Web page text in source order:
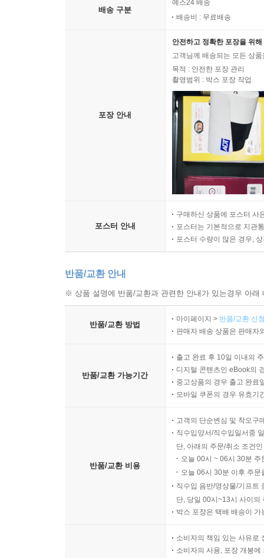
배송 구분
예스24 배송
배송비 : 무료배송
포장 안내
안전하고 정확한 포장을 위
고객님께 배송되는 모든 상
목적 : 안전한 포장 관리
촬영범위 : 박스 포장 작업
포스터 안내
구매하신 상품에 포스터 사
포스터는 기본적으로 지관
포스터 수량이 많은 경우,
반품/교환 안내
※ 상품 설명에 반품/교환과 관련한 안내가 있는경우 아
반품/교환 방법
마이페이지 > 반품/교환 신
판매자 배송 상품은 판매자
반품/교환 가능기간
출고 완료 후 10일 이내의
디지털 콘텐츠인 eBook의
중고상품의 경우 출고 완료
모바일 쿠폰의 경우 유효기
반품/교환 비용
고객의 단순변심 및 착오구
직수입양서/직수입일서중
단, 아래의 주문/취소 조건
오늘 00시 ~ 06시 30분
오늘 06시 30분 이후 주
직수입 음반/영상물/기프트
단, 당일 00시~13시 사이의
박스 포장은 택배 배송이
소비자의 책임 있는 사유로
소비자의 사용, 포장 개봉